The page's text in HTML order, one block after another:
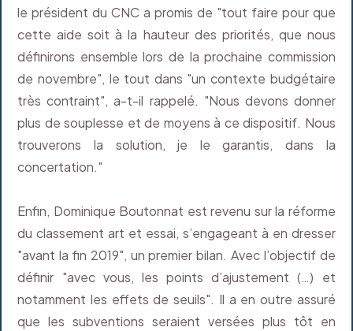
le président du CNC a promis de "tout faire pour que
cette aide soit à la hauteur des priorités, que nous
définirons ensemble lors de la prochaine commission
de novembre", le tout dans "un contexte budgétaire
très contraint", a-t-il rappelé. "Nous devons donner
plus de souplesse et de moyens à ce dispositif. Nous
trouverons la solution, je le garantis, dans la
concertation."
Enfin, Dominique Boutonnat est revenu sur la réforme
du classement art et essai, s’engageant à en dresser
"avant la fin 2019", un premier bilan. Avec l’objectif de
définir "avec vous, les points d’ajustement (…) et
notamment les effets de seuils". Il a en outre assuré
que les subventions seraient versées plus tôt en